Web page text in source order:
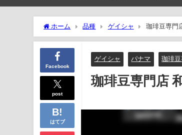
ホーム 品種 ゲイシャ 珈琲豆専門
Facebook
post
はてブ
ゲイシャ パナマ 珈琲
珈琲豆専門店